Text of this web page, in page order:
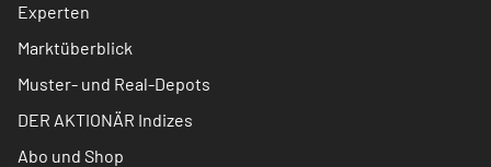
Experten
Marktüberblick
Muster- und Real-Depots
DER AKTIONÄR Indizes
Abo und Shop